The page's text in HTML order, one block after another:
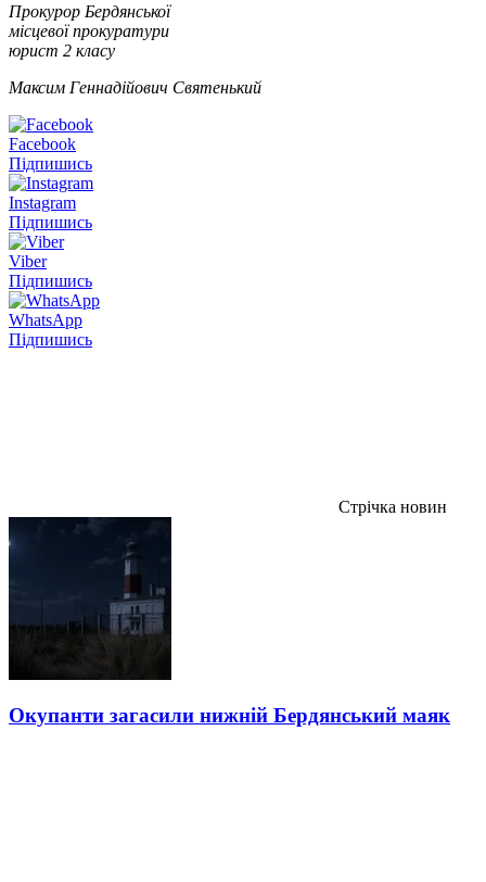
Прокурор Бердянської
місцевої прокуратури
юрист 2 класу
Максим Геннадійович Святенький
Facebook
Підпишись
Instagram
Підпишись
Viber
Підпишись
WhatsApp
Підпишись
Стрічка новин
Окупанти загасили нижній Бердянський маяк